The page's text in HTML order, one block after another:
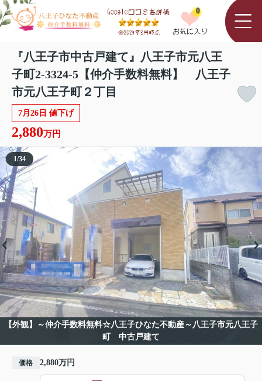
0
『八王子市中古戸建て』八王子市元八王
子町2-3324-5【仲介手数料無料】 八王子
市元八王子町２丁目
7月26日 値下げ
2,880万円
【外観】～仲介手数料無料☆八王子ひなた不動産～八王子市元八王子
町 中古戸建て
1/34
価格 2,880万円